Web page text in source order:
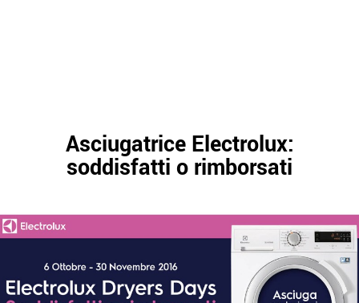
Asciugatrice Electrolux:
soddisfatti o rimborsati